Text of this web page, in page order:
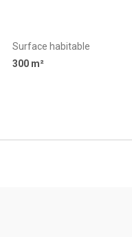
Surface habitable
300 m²